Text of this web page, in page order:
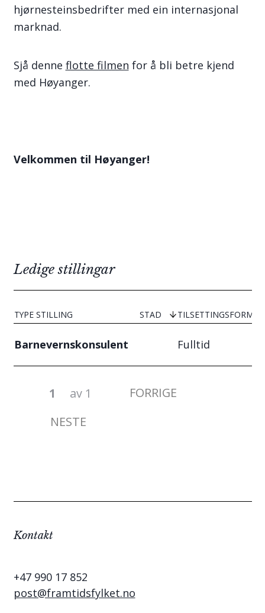
hjørnesteinsbedrifter med ein internasjonal
marknad.
Sjå denne flotte filmen for å bli betre kjend
med Høyanger.
Velkommen til Høyanger!
Ledige stillingar
TYPE STILLING STAD TILSETTINGSFORM
Barnevernskonsulent Fulltid
av 1
FORRIGE
NESTE
Kontakt
+47 990 17 852
post@framtidsfylket.no